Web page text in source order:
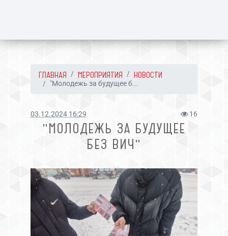
ГЛАВНАЯ МЕРОПРИЯТИЯ НОВОСТИ
"Молодежь за будущее б...
03.12.2024 16:29 16
"МОЛОДЕЖЬ ЗА БУДУЩЕЕ
БЕЗ ВИЧ"